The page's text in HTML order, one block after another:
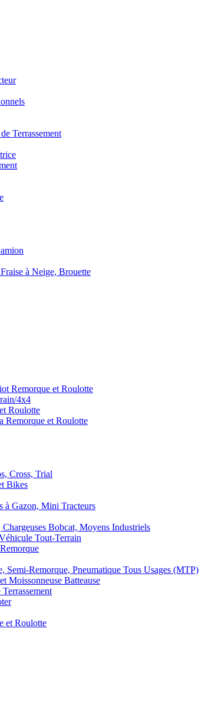
Terrassement
à Neige, Brouette
Remorque et Roulotte
4x4
Roulotte
Remorque et Roulotte
Cross, Trial
Bikes
à Gazon, Mini Tracteurs
Chargeuses Bobcat, Moyens Industriels
Tout-Terrain
Semi-Remorque, Pneumatique Tous Usages (MTP)
Moissonneuse Batteause
et Roulotte